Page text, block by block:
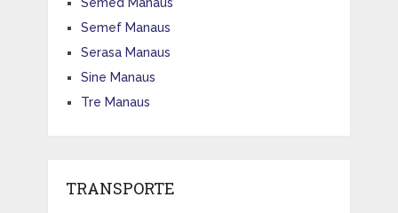
Semef Manaus
Serasa Manaus
Sine Manaus
Tre Manaus
TRANSPORTE